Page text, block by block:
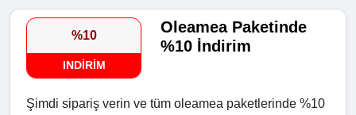
%10
INDIRIM
Oleamea Paketinde
%10 İndirim
Şimdi sipariş verin ve tüm oleamea paketlerinde %10